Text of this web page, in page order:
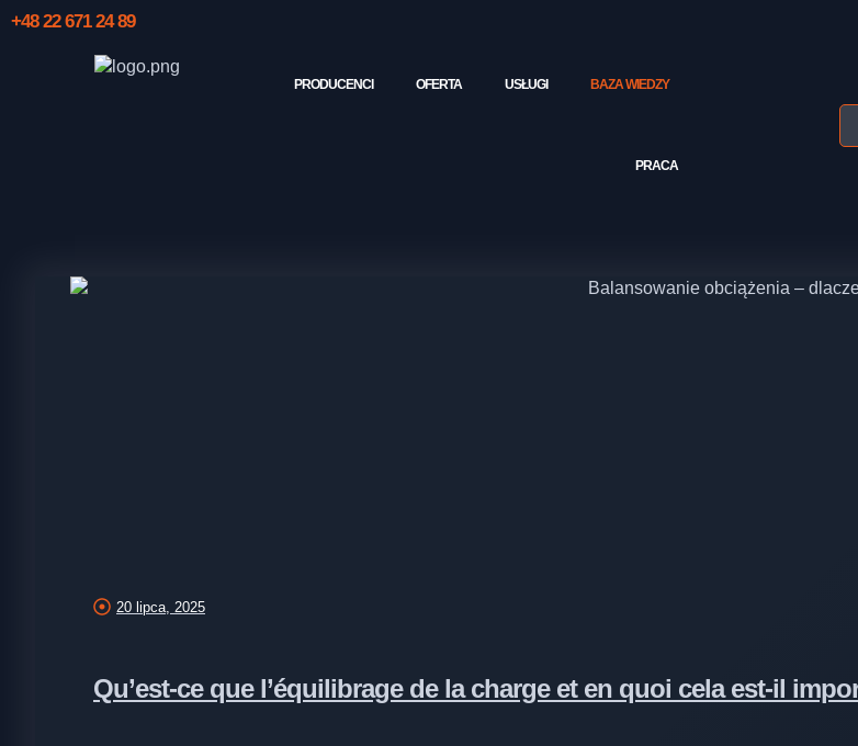
+48 22 671 24 89
PRODUCENCI OFERTA USŁUGI BAZA WIEDZY
PRACA
20 lipca, 2025
Qu’est-ce que l’équilibrage de la charge et en quoi cela est-il